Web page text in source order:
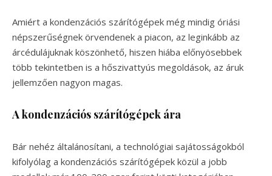
Amiért a kondenzációs szárítógépek még mindig óriási
népszerűségnek örvendenek a piacon, az leginkább az
árcédulájuknak köszönhető, hiszen hiába előnyösebbek
több tekintetben is a hőszivattyús megoldások, az áruk
jellemzően nagyon magas.
A kondenzációs szárítógépek ára
Bár nehéz általánosítani, a technológiai sajátosságokból
kifolyólag a kondenzációs szárítógépek közül a jobb